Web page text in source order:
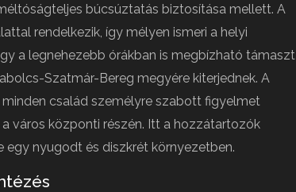
búcsúztatás biztosítása mellett. A
rendelkezik, így mélyen ismeri a helyi
a legnehezebb órákban is megbízható támaszt
Szatmár-Bereg megyére kiterjednek. A
család személyre szabott figyelmet
város központi részén. Itt a hozzátartozók
nyugodt és diszkrét környezetben.